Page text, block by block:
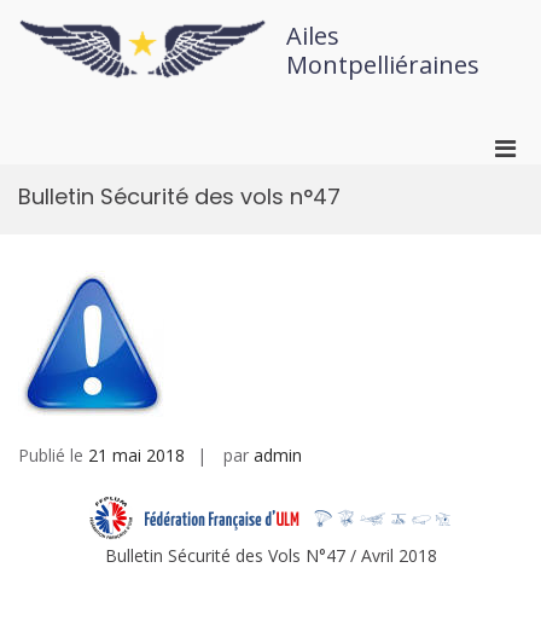
Ailes
Montpelliéraines
Bulletin Sécurité des vols n°47
Publié le 21 mai 2018 par admin
Bulletin Sécurité des Vols N°47 / Avril 2018